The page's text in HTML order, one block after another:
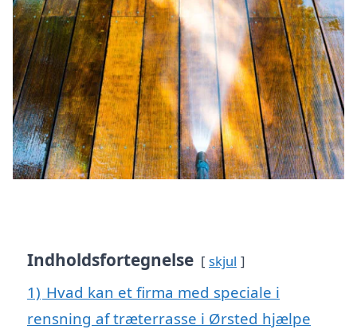
Indholdsfortegnelse skjul
1) Hvad kan et firma med speciale i
rensning af træterrasse i Ørsted hjælpe